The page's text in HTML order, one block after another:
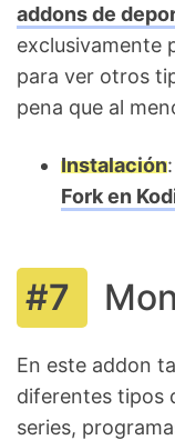
addons de
exclusivamente
para ver otros
pena que al
Instalación:
Fork en
En este addon
diferentes tipos
series,